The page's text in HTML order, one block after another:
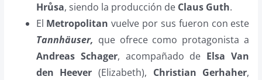
Hrůsa, siendo la producción de Claus Guth.
El Metropolitan vuelve por sus fueron con este
Tannhäuser, que ofrece como protagonista a
Andreas Schager, acompañado de Elsa Van
den Heever (Elizabeth), Christian Gerhaher,